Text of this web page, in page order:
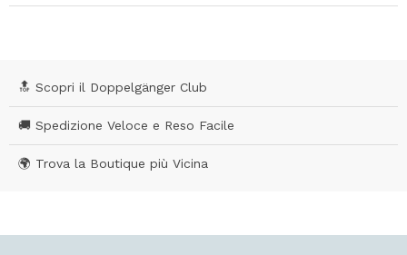
🔝 Scopri il Doppelgänger Club
🚚 Spedizione Veloce e Reso Facile
🌍 Trova la Boutique più Vicina